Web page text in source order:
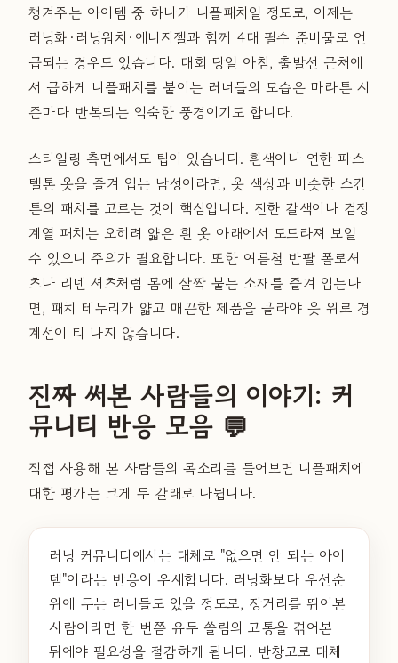
챙겨주는 아이템 중 하나가 니플패치일 정도로, 이제는
러닝화·러닝워치·에너지젤과 함께 4대 필수 준비물로 언
급되는 경우도 있습니다. 대회 당일 아침, 출발선 근처에
서 급하게 니플패치를 붙이는 러너들의 모습은 마라톤 시
즌마다 반복되는 익숙한 풍경이기도 합니다.
스타일링 측면에서도 팁이 있습니다. 흰색이나 연한 파스
텔톤 옷을 즐겨 입는 남성이라면, 옷 색상과 비슷한 스킨
톤의 패치를 고르는 것이 핵심입니다. 진한 갈색이나 검정
계열 패치는 오히려 얇은 흰 옷 아래에서 도드라져 보일
수 있으니 주의가 필요합니다. 또한 여름철 반팔 폴로셔
츠나 리넨 셔츠처럼 몸에 살짝 붙는 소재를 즐겨 입는다
면, 패치 테두리가 얇고 매끈한 제품을 골라야 옷 위로 경
계선이 티 나지 않습니다.
진짜 써본 사람들의 이야기: 커
뮤니티 반응 모음 💬
직접 사용해 본 사람들의 목소리를 들어보면 니플패치에
대한 평가는 크게 두 갈래로 나뉩니다.
러닝 커뮤니티에서는 대체로 "없으면 안 되는 아이
템"이라는 반응이 우세합니다. 러닝화보다 우선순
위에 두는 러너들도 있을 정도로, 장거리를 뛰어본
사람이라면 한 번쯤 유두 쓸림의 고통을 겪어본
뒤에야 필요성을 절감하게 됩니다. 반창고로 대체